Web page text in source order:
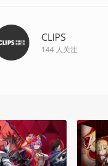
CLIPS
144人关注